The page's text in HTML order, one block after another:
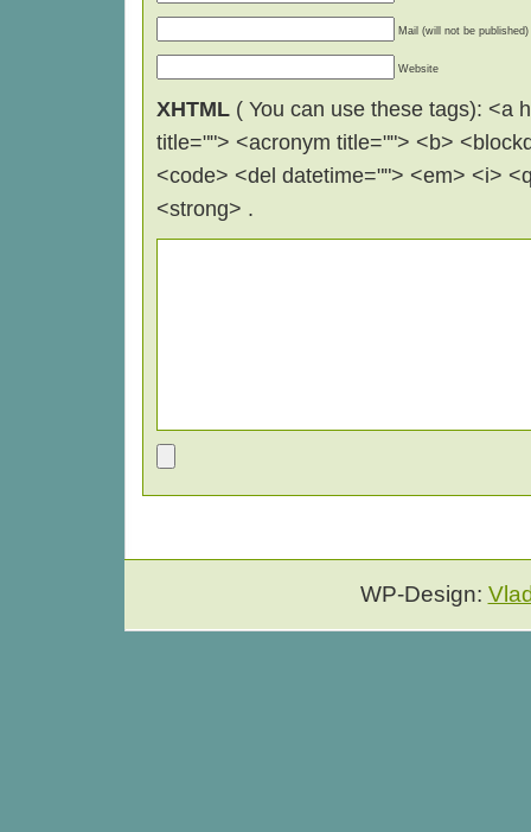
Mail (will not be published)
Website
XHTML ( You can use these tags): <a
title=""> <acronym title=""> <b>
<code> <del datetime=""> <em> <i>
<strong> .
WP-Design: